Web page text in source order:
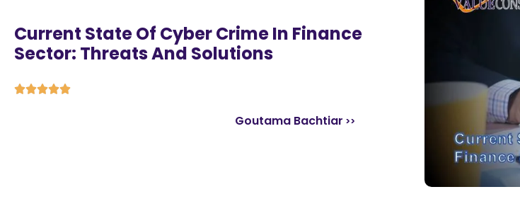
Current State Of Cyber Crime In Finance
Sector: Threats And Solutions

Goutama Bachtiar